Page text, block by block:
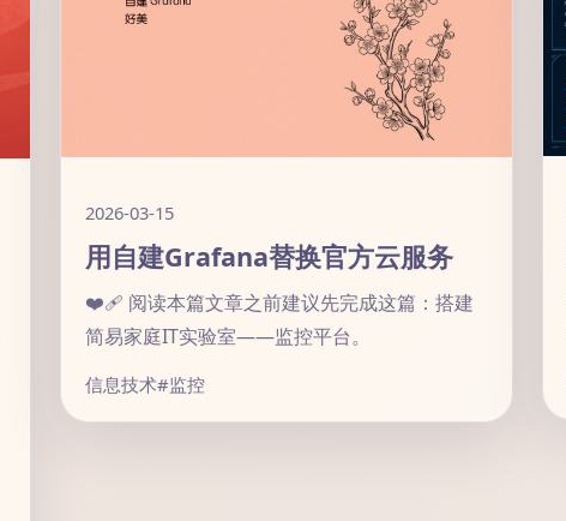
2026-03-15
用自建Grafana替换官方云服务
❤️‍🩹 阅读本篇文章之前建议先完成这篇：搭建
简易家庭IT实验室——监控平台。
信息技术#监控